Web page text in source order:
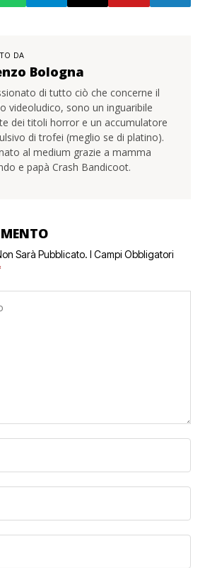
DA
Bologna
di tutto ciò che concerne il
videoludico, sono un inguaribile
dei titoli horror e un accumulatore
di trofei (meglio se di platino).
al medium grazie a mamma
e papà Crash Bandicoot.
Sarà Pubblicato. I Campi Obbligatori